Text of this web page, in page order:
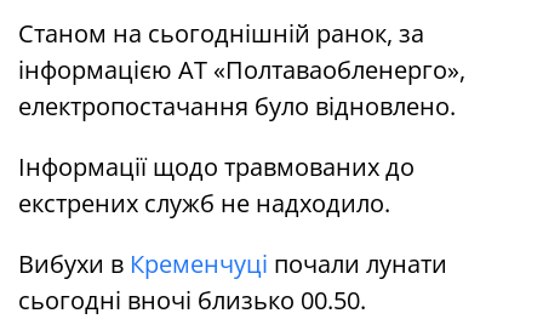
Станом на сьогоднішній ранок, за
інформацією АТ «Полтаваобленерго»,
електропостачання було відновлено.
Інформації щодо травмованих до
екстрених служб не надходило.
Вибухи в Кременчуці почали лунати
сьогодні вночі близько 00.50.